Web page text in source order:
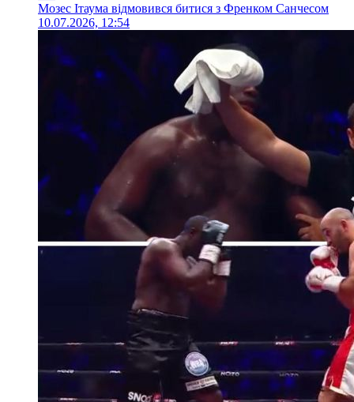
Мозес Ітаума відмовився битися з Френком Санчесом
10.07.2026, 12:54